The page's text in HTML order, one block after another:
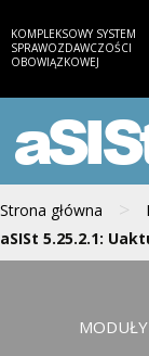
KOMPLEKSOWY SYSTEM
SPRAWOZDAWCZOŚCI
OBOWIĄZKOWEJ
Strona główna >
aSISt 5.25.2.1: